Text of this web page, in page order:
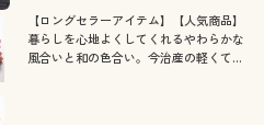
【ロングセラーアイテム】【人気商品】
暮らしを心地よくしてくれるやわらかな
風合いと和の色合い。今治産の軽くて柔